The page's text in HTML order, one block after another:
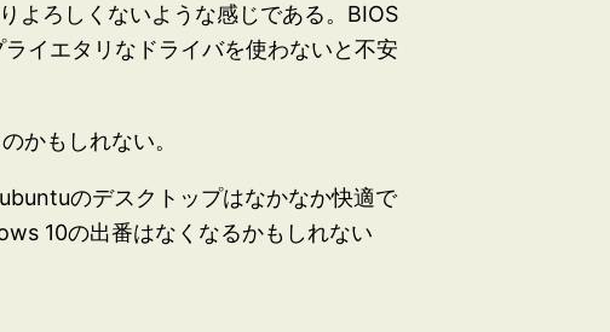
よろしくないような感じである。BIOS
イエタリなドライバを使わないと不安
かもしれない。
のデスクトップはなかなか快適で
10の出番はなくなるかもしれない